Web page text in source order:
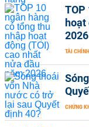
TOP
2026
TÀI CHÍNH
CHỨNG